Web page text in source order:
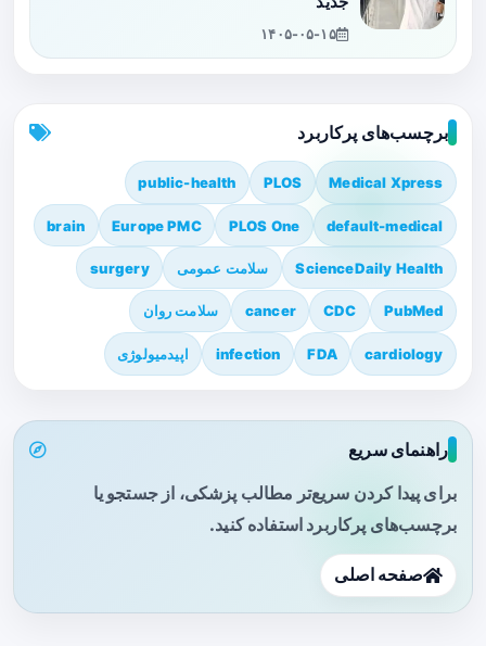
۱۴۰۵-۰۵-۱۵
برچسب‌های پرکاربرد
Medical Xpress
PLOS
public-health
default-medical
PLOS One
Europe PMC
brain
ScienceDaily Health سلامت عمومی surgery
PubMed
CDC
cancer سلامت روان
cardiology
FDA
infection اپیدمیولوژی
راهنمای سریع
برای پیدا کردن سریع‌تر مطالب پزشکی، از جستجو یا
برچسب‌های پرکاربرد استفاده کنید.
صفحه اصلی